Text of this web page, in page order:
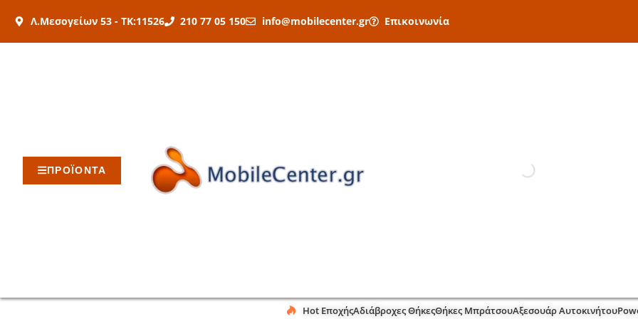
στο
Λ.Μεσογείων 53 - ΤΚ:11526 210 77 05 150 info@mobilecenter.gr Επικοινωνία
ΠΡΟΪΟΝΤΑ
Hot ΕποχήςΑδιάβροχες ΘήκεςΘήκες ΜπράτσουΑξεσουάρ Αυτοκινήτου